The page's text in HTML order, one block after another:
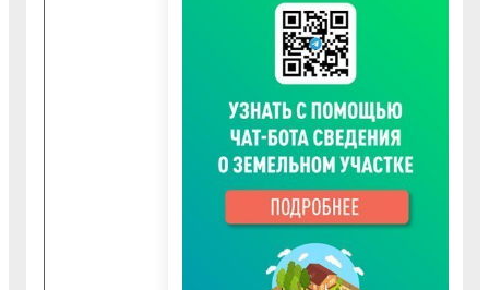
заявления и подачу
документов, а также
предоставления
Государственной
представляются
следующие
обязательные
10.3.1. Заявление,